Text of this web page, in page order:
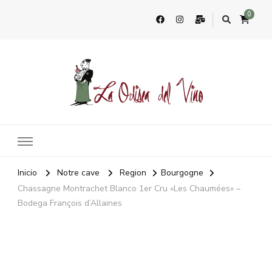
0
Inicio Notre cave Region
Bourgogne
Chassagne Montrachet Blanco 1er Cru «Les Chaumées» –
Bodega François d’Allaines